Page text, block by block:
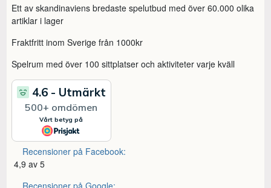
Ett av skandinaviens bredaste spelutbud med över 60.000 olika
artiklar i lager
Fraktfritt inom Sverige från 1000kr
Spelrum med över 100 sittplatser och aktiviteter varje kväll
Recensioner på Facebook:
4,9 av 5
Recensioner på Google: